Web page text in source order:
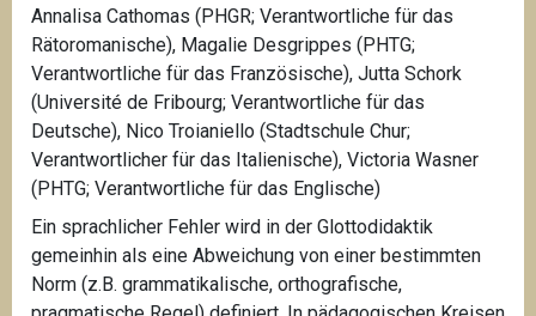
Annalisa Cathomas (PHGR; Verantwortliche für das
Rätoromanische), Magalie Desgrippes (PHTG;
Verantwortliche für das Französische), Jutta Schork
(Université de Fribourg; Verantwortliche für das
Deutsche), Nico Troianiello (Stadtschule Chur;
Verantwortlicher für das Italienische), Victoria Wasner
(PHTG; Verantwortliche für das Englische)
Ein sprachlicher Fehler wird in der Glottodidaktik
gemeinhin als eine Abweichung von einer bestimmten
Norm (z.B. grammatikalische, orthografische,